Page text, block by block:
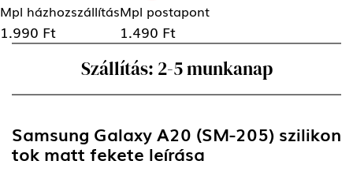
Mpl házhozszállítás
1.990 Ft
Mpl postapont
1.490 Ft
Szállítás: 2-5 munkanap
Samsung Galaxy A20 (SM-205) szilikon
tok matt feketeleírása